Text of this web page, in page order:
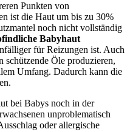
Punkten von
ist die Haut um bis zu 30%
noch nicht vollständig
Babyhaut
für Reizungen ist. Auch
schützende Öle produzieren,
Umfang. Dadurch kann die
bei Babys noch in der
unproblematisch
oder allergische